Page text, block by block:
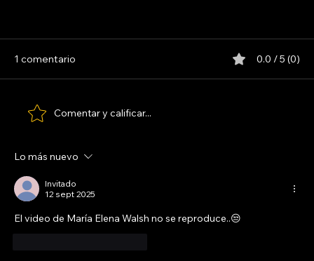
MAFALDA. LA PELÍCULA 1993
1 comentario 0.0 / 5 (0)
Comentar y calificar...
Lo más nuevo
Invitado
12 sept 2025
El video de María Elena Walsh no se reproduce..😒